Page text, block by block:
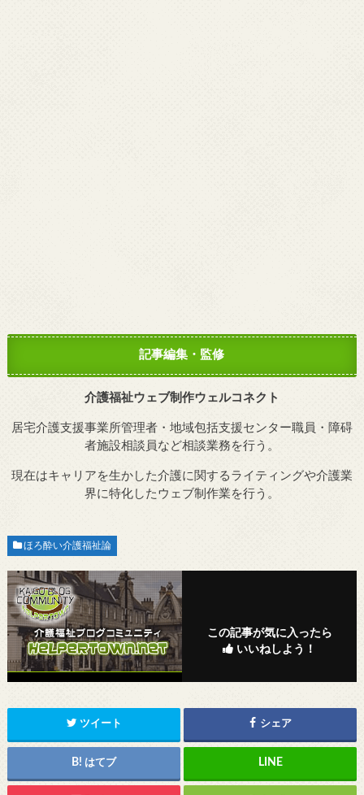
記事編集・監修
介護福祉ウェブ制作ウェルコネクト
居宅介護支援事業所管理者・地域包括支援センター職員・障碍
者施設相談員など相談業務を行う。
現在はキャリアを生かした介護に関するライティングや介護業
界に特化したウェブ制作業を行う。
ほろ酔い介護福祉論
この記事が気に入ったら
いいねしよう！
ツイート シェア
はてブ